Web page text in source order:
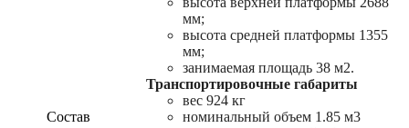
Состав
мм;
высота средней платформы 1355
мм;
занимаемая площадь 38 м2.
Транспортировочные габариты
вес 924 кг
номинальный объем 1.85 м3